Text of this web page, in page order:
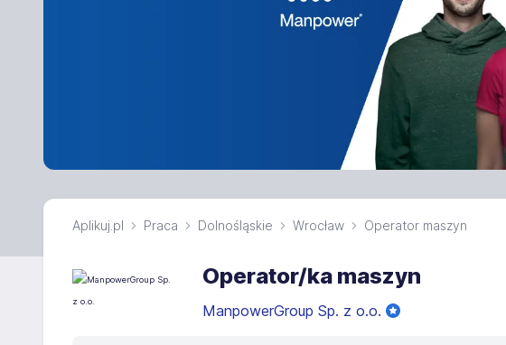
Aplikuj.pl Praca Dolnośląskie Wrocław Operator maszyn
Operator/ka maszyn
ManpowerGroup Sp. z o.o.